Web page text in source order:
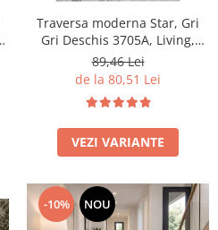
Traversa moderna Star, Gri
Gri Deschis 3705A, Living,
Dormitor, Hol, 80 x 250 cm
89,46 Lei
de la 80,51 Lei
VEZI VARIANTE
-10% NOU